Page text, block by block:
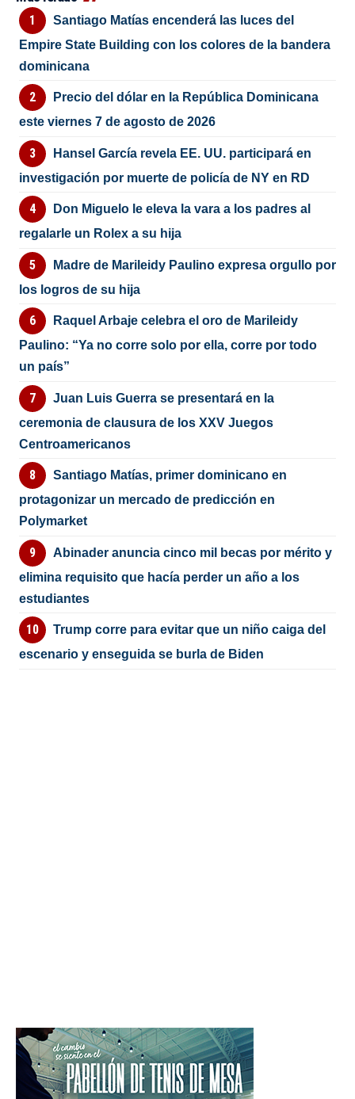
Santiago Matías encenderá las luces del
Empire State Building con los colores de la bandera
dominicana
Precio del dólar en la República Dominicana
este viernes 7 de agosto de 2026
Hansel García revela EE. UU. participará en
investigación por muerte de policía de NY en RD
Don Miguelo le eleva la vara a los padres al
regalarle un Rolex a su hija
Madre de Marileidy Paulino expresa orgullo por
los logros de su hija
Raquel Arbaje celebra el oro de Marileidy
Paulino: “Ya no corre solo por ella, corre por todo
un país”
Juan Luis Guerra se presentará en la
ceremonia de clausura de los XXV Juegos
Centroamericanos
Santiago Matías, primer dominicano en
protagonizar un mercado de predicción en
Polymarket
Abinader anuncia cinco mil becas por mérito y
elimina requisito que hacía perder un año a los
estudiantes
Trump corre para evitar que un niño caiga del
escenario y enseguida se burla de Biden